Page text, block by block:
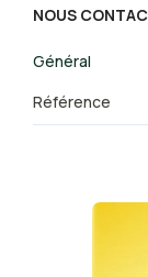
NOUS
Général
Référence